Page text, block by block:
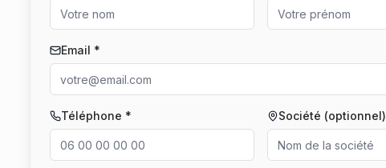
Email *
Téléphone * Société (optionnel)